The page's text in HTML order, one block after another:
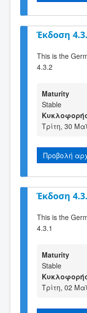
Έκδοση
This is the
4.3.2
Maturity
Stable
Τρίτη, 30
Προβολή
Έκδοση
This is the
4.3.1
Maturity
Stable
Τρίτη, 02